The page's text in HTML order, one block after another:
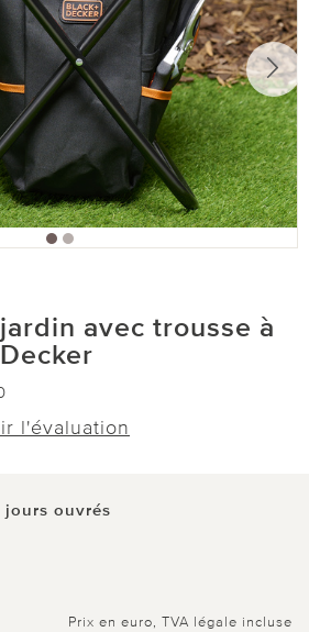
avec trousse à
l'évaluation
ouvrés
Prix en euro, TVA légale incluse